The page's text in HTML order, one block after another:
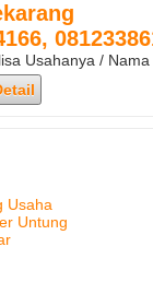
Usahanya /